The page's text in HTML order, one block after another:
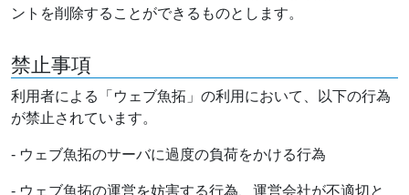
ントを削除することができるものとします。
禁止事項
利用者による「ウェブ魚拓」の利用において、以下の行為
が禁止されています。
- ウェブ魚拓のサーバに過度の負荷をかける行為
- ウェブ魚拓の運営を妨害する行為、運営会社が不適切と